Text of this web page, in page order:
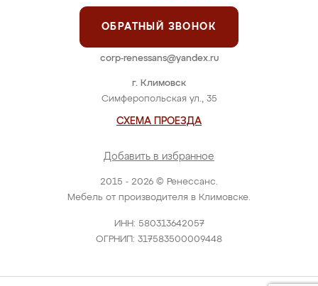
2015 - 2026 © Ренессанс.
Мебель от производителя в Климовске.
ИНН: 580313642057
ОГРНИП: 317583500009448
г. Климовск
Симферопольская ул., 35
СХЕМА ПРОЕЗДА
Добавить в избранное
ОБРАТНЫЙ ЗВОНОК
corp-renessans@yandex.ru